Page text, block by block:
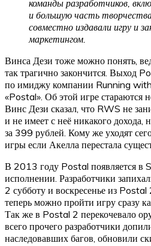
команды разработчиков,
и большую часть
совместно издавали игру и
маркетингом.
Винса Дези тоже можно понять,
так трагично закончится. Выход
по имиджу компании Running
«Postal». Об этой игре стараются
Винс Дези сказал, что RWS не
и не имеет с неё никакого дохода,
за 399 рублей. Кому же уходят
игры если Акелла перестала
В 2013 году Postal появляется в
исполнении. Разработчики
2 субботу и воскресенье из
теперь можно пройти игру сразу
Так же в Postal 2 перекочевало
всего прочего разработчики
наследовавших багов, обновили